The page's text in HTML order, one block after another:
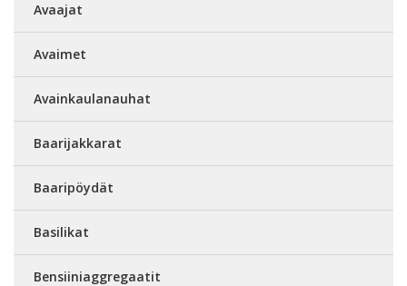
Avaajat
Avaimet
Avainkaulanauhat
Baarijakkarat
Baaripöydät
Basilikat
Bensiiniaggregaatit